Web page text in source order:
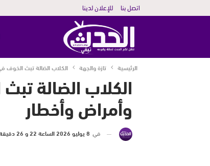
اتصل بنا للإعلان لدينا
الرئيسية تازة والجهة الكلاب الضالة تبث الخوف
الكلاب الضالة
وأمراض وأخطار
في 8 يوليو 2026 الساعة 22 و 26 دقيقة